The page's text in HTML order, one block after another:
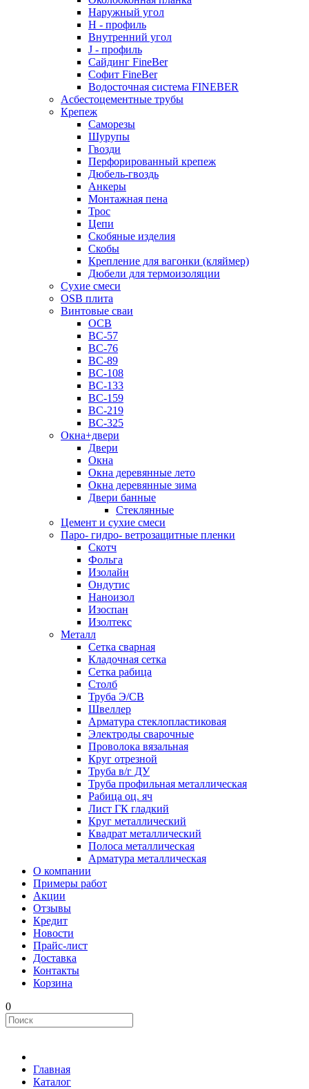
Наружный угол
H - профиль
Внутренний угол
J - профиль
Сайдинг FineBer
Софит FineBer
Водосточная система FINEBER
Асбестоцементные трубы
Крепеж
Саморезы
Шурупы
Гвозди
Перфорированный крепеж
Дюбель-гвоздь
Анкеры
Монтажная пена
Трос
Цепи
Скобяные изделия
Скобы
Крепление для вагонки (кляймер)
Дюбели для термоизоляции
Сухие смеси
OSB плита
Винтовые сваи
ОСВ
ВС-57
ВС-76
ВС-89
ВС-108
ВС-133
ВС-159
ВС-219
ВС-325
Окна+двери
Двери
Окна
Окна деревянные лето
Окна деревянные зима
Двери банные
Стеклянные
Цемент и сухие смеси
Паро- гидро- ветрозащитные пленки
Скотч
Фольга
Изолайн
Ондутис
Наноизол
Изоспан
Изолтекс
Металл
Сетка сварная
Кладочная сетка
Сетка рабица
Столб
Труба Э/СВ
Швеллер
Арматура стеклопластиковая
Электроды сварочные
Проволока вязальная
Круг отрезной
Труба в/г ДУ
Труба профильная металлическая
Рабица оц. яч
Лист ГК гладкий
Круг металлический
Квадрат металлический
Полоса металлическая
Арматура металлическая
О компании
Примеры работ
Акции
Отзывы
Кредит
Новости
Прайс-лист
Доставка
Контакты
Корзина
0
Главная
Каталог